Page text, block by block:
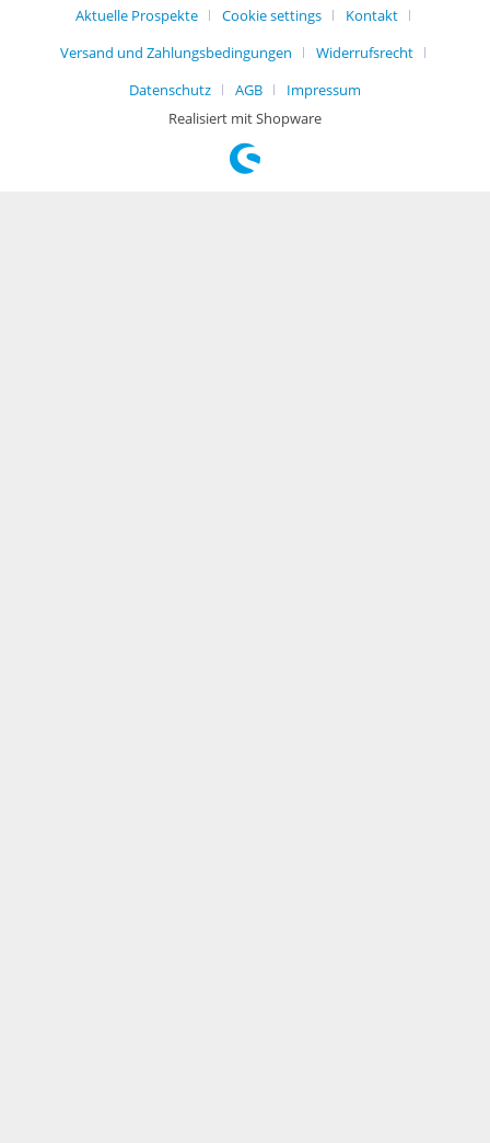
Aktuelle Prospekte Cookie settings
Kontakt
Versand und Zahlungsbedingungen
Widerrufsrecht
Datenschutz
AGB
Impressum
Realisiert mit Shopware